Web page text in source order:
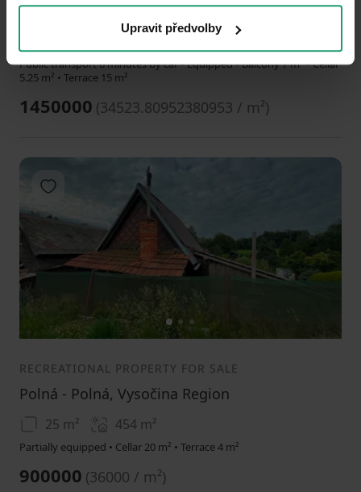
Upravit předvolby
Svépravice - Svépravice, Vysočina Region
Public transport 6 minutes by car • Equipped • Balcony 7 m² • Cellar
5.25 m² • Terrace 15 m²
1450000 (34523.80952380953 / m²)
12 3
Add to favorites
RECREATIONAL PROPERTY FOR SALE
Polná - Polná, Vysočina Region
25 m² 454 m²
Partially equipped • Cellar 20 m² • Terrace 4 m²
900000 (36000 / m²)